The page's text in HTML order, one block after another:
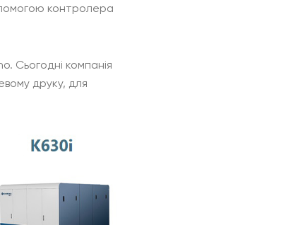
контролера
Сьогодні компанія
друку, для